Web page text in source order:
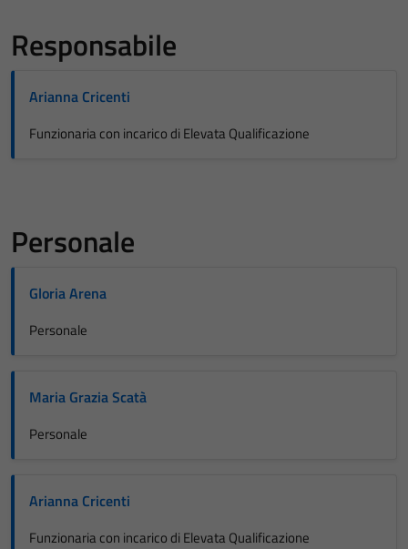
Responsabile
Arianna Cricenti
Funzionaria con incarico di Elevata Qualificazione
Personale
Gloria Arena
Personale
Maria Grazia Scatà
Personale
Arianna Cricenti
Funzionaria con incarico di Elevata Qualificazione